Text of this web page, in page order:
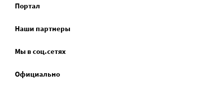
Портал
Наши партнеры
Мы в соц.сетях
Официально